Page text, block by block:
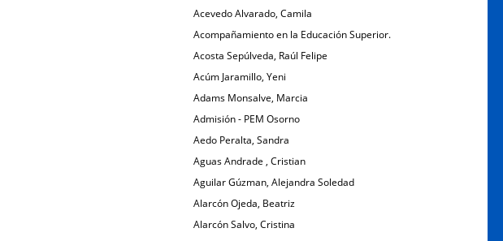
Acevedo Alvarado, Camila
Acompañamiento en la Educación Superior.
Acosta Sepúlveda, Raúl Felipe
Acúm Jaramillo, Yeni
Adams Monsalve, Marcia
Admisión - PEM Osorno
Aedo Peralta, Sandra
Aguas Andrade , Cristian
Aguilar Gúzman, Alejandra Soledad
Alarcón Ojeda, Beatriz
Alarcón Salvo, Cristina